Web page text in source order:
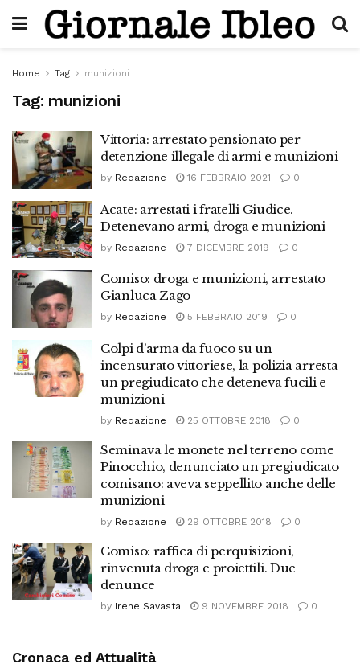
Home Tag munizioni
Tag: munizioni
Vittoria: arrestato pensionato per
detenzione illegale di armi e munizioni
by Redazione 16 FEBBRAIO 2021 0
Acate: arrestati i fratelli Giudice.
Detenevano armi, droga e munizioni
by Redazione 7 DICEMBRE 2019 0
Comiso: droga e munizioni, arrestato
Gianluca Zago
by Redazione 5 FEBBRAIO 2019 0
Colpi d’arma da fuoco su un
incensurato vittoriese, la polizia arresta
un pregiudicato che deteneva fucili e
munizioni
by Redazione 25 OTTOBRE 2018 0
Seminava le monete nel terreno come
Pinocchio, denunciato un pregiudicato
comisano: aveva seppellito anche delle
munizioni
by Redazione 29 OTTOBRE 2018 0
Comiso: raffica di perquisizioni,
rinvenuta droga e proiettili. Due
denunce
by Irene Savasta 9 NOVEMBRE 2018 0
Cronaca ed Attualità